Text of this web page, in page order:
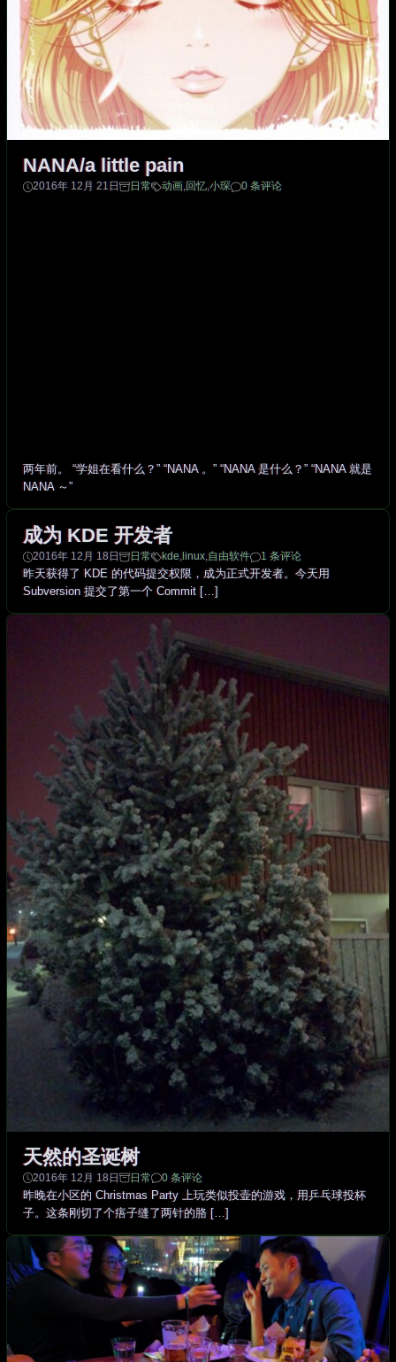
NANA/a little pain
2016年 12月 21日 日常 动画,回忆,小琛 0 条评论
两年前。 “学姐在看什么？” “NANA 。” “NANA 是什么？” “NANA 就是
NANA ～”
成为 KDE 开发者
2016年 12月 18日 日常 kde,linux,自由软件
1 条评论
昨天获得了 KDE 的代码提交权限，成为正式开发者。今天用
Subversion 提交了第一个 Commit […]
天然的圣诞树
2016年 12月 18日 日常
0 条评论
昨晚在小区的 Christmas Party 上玩类似投壶的游戏，用乒乓球投杯
子。这条刚切了个痦子缝了两针的胳 […]